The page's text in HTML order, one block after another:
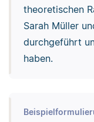
theoretischen
Sarah Müller
durchgeführt
haben.